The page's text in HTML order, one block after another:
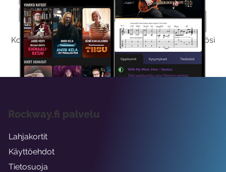
Kokeile Ilmaiseksi
Kokeilemalla ilmaiseksi saat koko sisältömme käyttöösi
viikon ajaksi.
Rockway.fi palvelu
Lahjakortit
Käyttöehdot
Tietosuoja